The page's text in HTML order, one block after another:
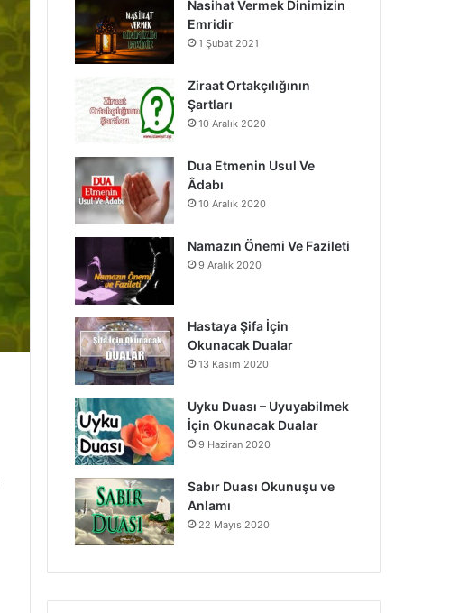
o
o
k
b
g
a
Nasihat Vermek Dinimizin
Emridir
1 Şubat 2021
Ziraat Ortakçılığının
Şartları
10 Aralık 2020
Dua Etmenin Usul Ve
Âdabı
10 Aralık 2020
Namazın Önemi Ve Fazileti
9 Aralık 2020
Hastaya Şifa İçin
Okunacak Dualar
13 Kasım 2020
Uyku Duası – Uyuyabilmek
İçin Okunacak Dualar
9 Haziran 2020
Sabır Duası Okunuşu ve
Anlamı
22 Mayıs 2020